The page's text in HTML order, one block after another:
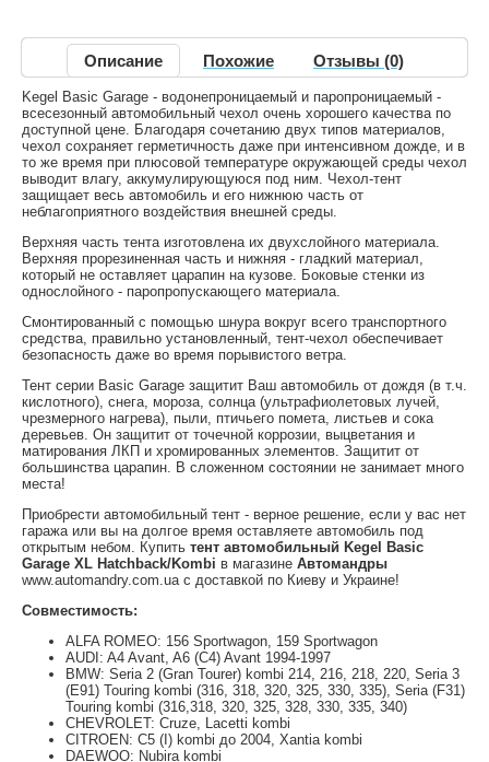
Описание Похожие Отзывы (0)
Kegel Basic Garage - водонепроницаемый и паропроницаемый -
всесезонный автомобильный чехол очень хорошего качества по
доступной цене. Благодаря сочетанию двух типов материалов,
чехол сохраняет герметичность даже при интенсивном дожде, и в
то же время при плюсовой температуре окружающей среды чехол
выводит влагу, аккумулирующуюся под ним. Чехол-тент
защищает весь автомобиль и его нижнюю часть от
неблагоприятного воздействия внешней среды.
Верхняя часть тента изготовлена их двухслойного материала.
Верхняя прорезиненная часть и нижняя - гладкий материал,
который не оставляет царапин на кузове. Боковые стенки из
однослойного - паропропускающего материала.
Смонтированный с помощью шнура вокруг всего транспортного
средства, правильно установленный, тент-чехол обеспечивает
безопасность даже во время порывистого ветра.
Тент серии Basic Garage защитит Ваш автомобиль от дождя (в т.ч.
кислотного), снега, мороза, солнца (ультрафиолетовых лучей,
чрезмерного нагрева), пыли, птичьего помета, листьев и сока
деревьев. Он защитит от точечной коррозии, выцветания и
матирования ЛКП и хромированных элементов. Защитит от
большинства царапин. В сложенном состоянии не занимает много
места!
Приобрести автомобильный тент - верное решение, если у вас нет
гаража или вы на долгое время оставляете автомобиль под
открытым небом. Купить тент автомобильный Kegel Basic
Garage XL Hatchback/Kombi в магазине Автомандры
www.automandry.com.ua с доставкой по Киеву и Украине!
Совместимость:
ALFA ROMEO: 156 Sportwagon, 159 Sportwagon
AUDI: A4 Avant, A6 (C4) Avant 1994-1997
BMW: Seria 2 (Gran Tourer) kombi 214, 216, 218, 220, Seria 3
(E91) Touring kombi (316, 318, 320, 325, 330, 335), Seria (F31)
Touring kombi (316,318, 320, 325, 328, 330, 335, 340)
CHEVROLET: Cruze, Lacetti kombi
CITROEN: C5 (I) kombi до 2004, Xantia kombi
DAEWOO: Nubira kombi